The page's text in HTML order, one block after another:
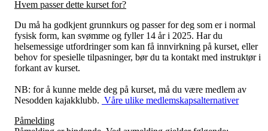
Hvem passer dette kurset for?
Du må ha godkjent grunnkurs og passer for deg som er i normal
fysisk form, kan svømme og fyller 14 år i 2025. Har du
helsemessige utfordringer som kan få innvirkning på kurset, eller
behov for spesielle tilpasninger, bør du ta kontakt med instruktør i
forkant av kurset.
NB: for å kunne melde deg på kurset, må du være medlem av
Nesodden kajakklubb. Våre ulike medlemskapsalternativer
Påmelding